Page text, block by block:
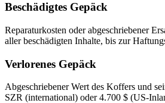
Beschädigtes Gepäck
Reparaturkosten oder abgeschriebener
aller beschädigten Inhalte, bis zur
Verlorenes Gepäck
Abgeschriebener Wert des Koffers und
SZR (international) oder 4.700 $ (US-